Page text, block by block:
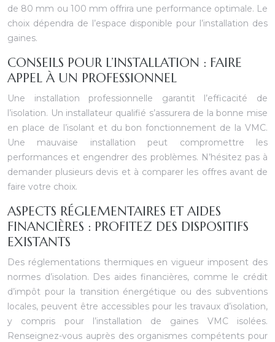
de 80 mm ou 100 mm offrira une performance optimale. Le
choix dépendra de l’espace disponible pour l’installation des
gaines.
CONSEILS POUR L’INSTALLATION : FAIRE
APPEL À UN PROFESSIONNEL
Une installation professionnelle garantit l’efficacité de
l’isolation. Un installateur qualifié s’assurera de la bonne mise
en place de l’isolant et du bon fonctionnement de la VMC.
Une mauvaise installation peut compromettre les
performances et engendrer des problèmes. N’hésitez pas à
demander plusieurs devis et à comparer les offres avant de
faire votre choix.
ASPECTS RÉGLEMENTAIRES ET AIDES
FINANCIÈRES : PROFITEZ DES DISPOSITIFS
EXISTANTS
Des réglementations thermiques en vigueur imposent des
normes d’isolation. Des aides financières, comme le crédit
d’impôt pour la transition énergétique ou des subventions
locales, peuvent être accessibles pour les travaux d’isolation,
y compris pour l’installation de gaines VMC isolées.
Renseignez-vous auprès des organismes compétents pour